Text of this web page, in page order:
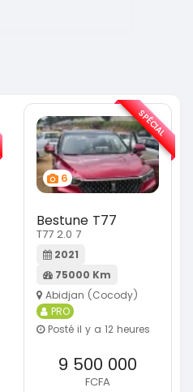
6
Bestune T77
T77 2.0 7
2021
75000 Km
Abidjan (Cocody)
PRO
Posté il y a 12 heures
9 500 000
FCFA
SPÉCIAL